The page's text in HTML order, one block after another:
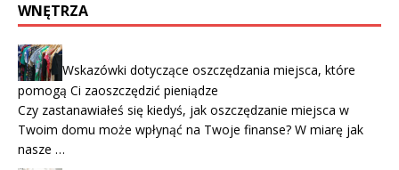
WNĘTRZA
Wskazówki dotyczące oszczędzania miejsca, które
pomogą Ci zaoszczędzić pieniądze
Czy zastanawiałeś się kiedyś, jak oszczędzanie miejsca w
Twoim domu może wpłynąć na Twoje finanse? W miarę jak
nasze …